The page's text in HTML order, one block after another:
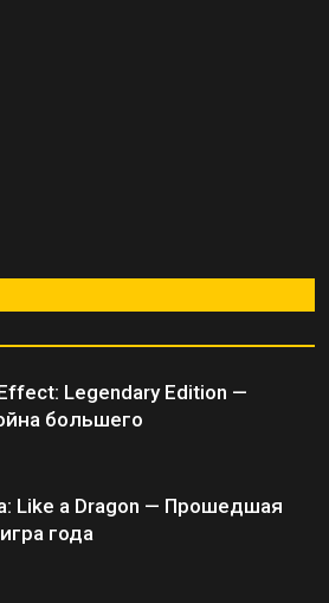
Legendary Edition —
большего
Like a Dragon — Прошедшая
года